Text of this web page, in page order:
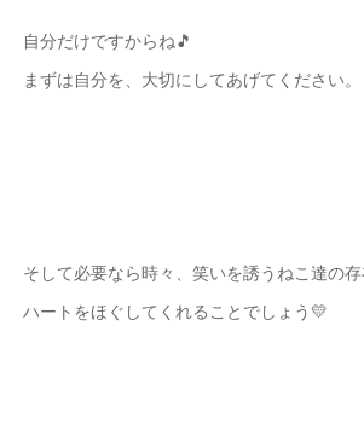
自分だけですからね🎵
まずは自分を、大切にしてあげてください。
そして必要なら時々、笑いを誘うねこ達の
ハートをほぐしてくれることでしょう💛